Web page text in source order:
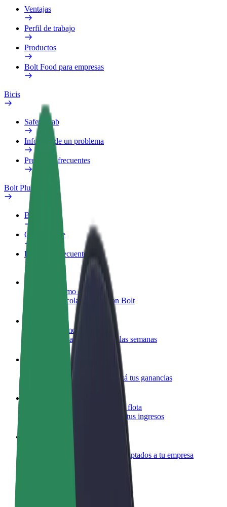
Ventajas
Perfil de trabajo
Productos
Bolt Food para empresas
Bicis
Safety Lab
Informar de un problema
Preguntas frecuentes
Bolt Plus
Beneficios
Cómo unirse
Preguntas frecuentes
Colaborar como conductor
Gana dinero colaborando con Bolt
Colaborar como repartidor
Repartí comida y cobrá todas las semanas
Añadir un restaurante o tienda
Llegá a más clientes y maximizá tus ganancias
Registrarse como propietario de flota
Añadí tu flota a Bolt y potenciá tus ingresos
Productos y servicios de Bolt adaptados a tu empresa